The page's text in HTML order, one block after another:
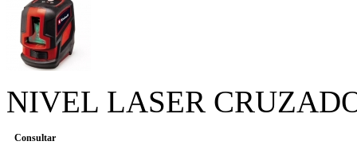
NIVEL LASER
Consultar